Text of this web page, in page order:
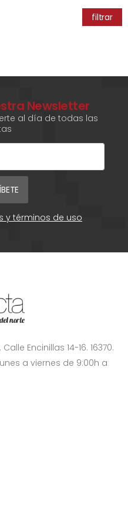
filtrar
Newsletter
al día de todas las
y términos de uso
Encinillas 14-16. 16370.
a viernes de 9:00h a